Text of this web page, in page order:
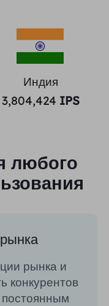
Индия
3,804,424 IPS
любого
рынка и
конкурентов